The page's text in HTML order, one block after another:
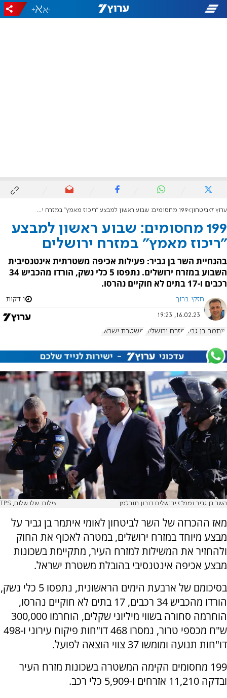
-
+
ערוץ 7 ביטחון 199 מחסומים: שבוע ראשון למבצע "ריכוז מאמץ" במזרח ירושלים
199 מחסומים: שבוע ראשון למבצע
"ריכוז מאמץ" במזרח ירושלים
בהנחיית השר בן גביר: פעילות אכיפה משטרתית אינטנסיבית
השבוע במזרח ירושלים. נתפסו 5 כלי נשק, הורדו מהכביש 34
רכבים ו-17 בתים לא חוקיים נהרסו.
חזקי ברוך 1 דקות
16.02.23, 19:23
איתמר בן גביר מזרח ירושלים משטרת ישראל
השר בן גביר וממ"ז ירושלים דורון תורג'מן צילום: שלו שלום, TPS
מאז ההכרזה של השר לביטחון לאומי איתמר בן גביר על
מבצע מיוחד במזרח ירושלים, במטרה לאכוף את החוק
ולהחזיר את המשילות למזרח העיר, מתקיימת בשכונות
מבצע אכיפה אינטנסיבי בהובלת משטרת ישראל.
בסיכומם של ארבעת הימים הראשונית, נתפסו 5 כלי נשק,
הורדו מהכביש 34 רכבים, 17 בתים לא חוקיים נהרסו,
הוחרמה סחורה בשווי מיליוני שקלים, הוחרמו 300,000
ש"ח מכספי טרור, נמסרו 468 דו"חות פיקוח עירוני ו-498
דו"חות תנועה ומומשו 37 צווי הוצאה לפועל.
199 מחסומים הקימה המשטרה בשכונות מזרח העיר
ובדקה 11,210 אזרחים ו-5,909 כלי רכב.